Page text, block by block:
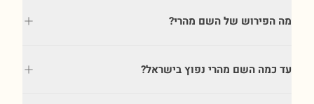
מה הפירוש של השם מהרי?
עד כמה השם מהרי נפוץ בישראל?